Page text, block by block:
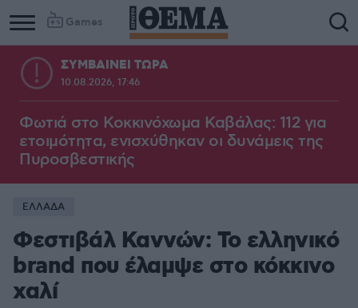
Games
ΣΥΜΒΑΙΝΕΙ ΤΩΡΑ
10.08.2026, 17:46
Φωτιά στο Κοκκινόχωμα Καβάλας: 112 για
ετοιμότητα, ενισχύθηκαν οι δυνάμεις της
Πυροσβεστικής
ΕΛΛΑΔΑ
Φεστιβάλ Καννών: Το ελληνικό
brand που έλαμψε στο κόκκινο
χαλί